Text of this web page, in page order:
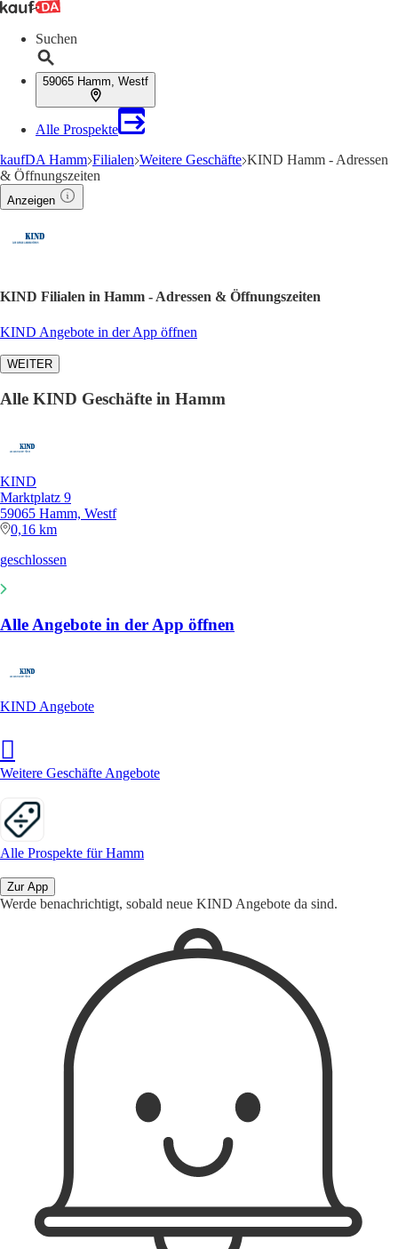
Suchen
59065 Hamm, Westf
Alle Prospekte
kaufDA Hamm Filialen Weitere Geschäfte KIND Hamm - Adressen
& Öffnungszeiten
Anzeigen
KIND Filialen in Hamm - Adressen & Öffnungszeiten
KIND Angebote in der App öffnen
WEITER
Alle KIND Geschäfte in Hamm
KIND
Marktplatz 9
59065 Hamm, Westf
0,16 km
geschlossen
Alle Angebote in der App öffnen
KIND Angebote
Weitere Geschäfte Angebote
Alle Prospekte für Hamm
Zur App
Werde benachrichtigt, sobald neue KIND Angebote da sind.